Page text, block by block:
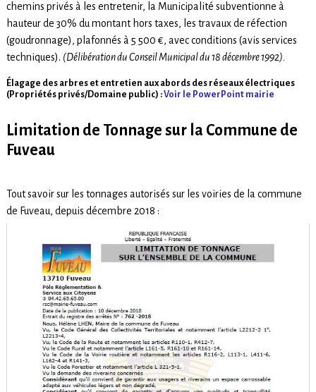
chemins privés à les entretenir, la Municipalité subventionne à
hauteur de 30% du montant hors taxes, les travaux de réfection
(goudronnage), plafonnés à 5 500 €, avec conditions (avis services
techniques). (Délibération du Conseil Municipal du 18 décembre 1992).
Élagage des arbres et entretien aux abords des réseaux électriques
(Propriétés privés/Domaine public) :Voir le PowerPoint mairie
Limitation de Tonnage sur la Commune de
Fuveau
Tout savoir sur les tonnages autorisés sur les voiries de la commune
de Fuveau, depuis décembre 2018 :